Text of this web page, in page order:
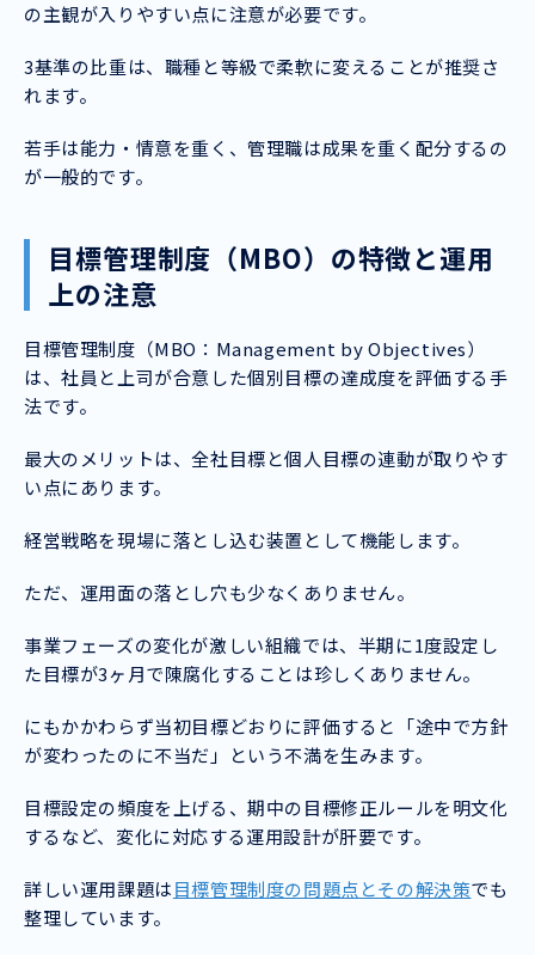
の主観が入りやすい点に注意が必要です。
3基準の比重は、職種と等級で柔軟に変えることが推奨さ
れます。
若手は能力・情意を重く、管理職は成果を重く配分するの
が一般的です。
目標管理制度（MBO）の特徴と運用
上の注意
目標管理制度（MBO：Management by Objectives）
は、社員と上司が合意した個別目標の達成度を評価する手
法です。
最大のメリットは、全社目標と個人目標の連動が取りやす
い点にあります。
経営戦略を現場に落とし込む装置として機能します。
ただ、運用面の落とし穴も少なくありません。
事業フェーズの変化が激しい組織では、半期に1度設定し
た目標が3ヶ月で陳腐化することは珍しくありません。
にもかかわらず当初目標どおりに評価すると「途中で方針
が変わったのに不当だ」という不満を生みます。
目標設定の頻度を上げる、期中の目標修正ルールを明文化
するなど、変化に対応する運用設計が肝要です。
詳しい運用課題は目標管理制度の問題点とその解決策でも
整理しています。